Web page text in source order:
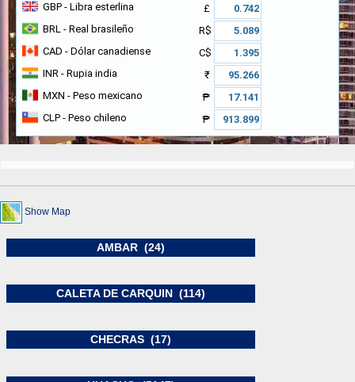
GBP - Libra esterlina
£
BRL - Real brasileño
R$
CAD - Dólar canadiense
C$
INR - Rupia india
₹
MXN - Peso mexicano
₱
CLP - Peso chileno ₱
Show Map
AMBAR (24)
CALETA DE CARQUIN (114)
CHECRAS (17)